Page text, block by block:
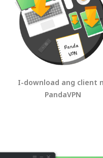
I-download ang client
PandaVPN